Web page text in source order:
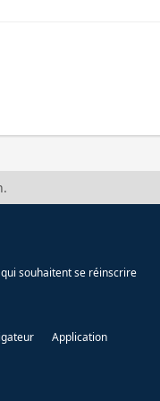
souhaitent se réinscrire
Application